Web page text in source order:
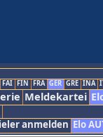
FAI FIN FRA GER GRE INA
Meldekartei
anmelden Elo